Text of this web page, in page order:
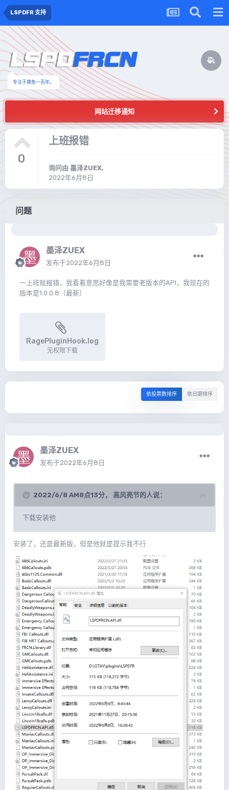
LSPDFR 支持
专注于摸鱼一百年。
网站迁移通知
0
上班报错
询问由 墨泽ZUEX,
2022年6月8日
问题
墨泽ZUEX
发布于2022年6月8日
一上班就报错，我看着意思好像是我需要老版本的API，我现在的
版本是1.0.0.8（最新）
RagePluginHook.log
无权限下载
依投票数排序 依日期排序
墨泽ZUEX
发布于2022年6月8日
2022/6/8 AM8点13分， 高风亮节的人说：
下载安装他
安装了，还是最新版，但是他就是提示我不行